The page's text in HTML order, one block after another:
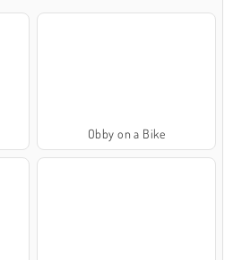
Obby on a Bike